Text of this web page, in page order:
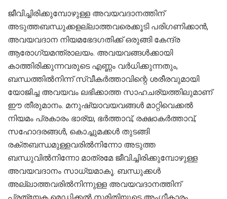
ജീവിച്ചിരിക്കുമ്പോഴുള്ള അവയവദാനത്തിന്
അടുത്തബന്ധുക്കളല്ലാത്തവരെക്കൂടി പരിഗണിക്കാൻ,
അവയവദാന നിയമഭേദഗതിക്ക് ഒരുങ്ങി കേന്ദ്ര
ആരോഗ്യമന്ത്രാലയം. അവയവങ്ങൾക്കായി
കാത്തിരിക്കുന്നവരുടെ എണ്ണം വർധിക്കുന്നതും,
ബന്ധത്തിൽനിന്ന് സ്വീകർത്താവിന്റെ ശരീരവുമായി
യോജിച്ച അവയവം ലഭിക്കാത്ത സാഹചര്യത്തിലുമാണ്‌
ഈ തീരുമാനം. മനുഷ്യാവയവങ്ങൾ മാറ്റിവെക്കൽ
നിയമം പ്രകാരം ഭാര്യ, ഭർത്താവ്, രക്ഷാകർത്താവ്,
സഹോദരങ്ങൾ, കൊച്ചുമക്കൾ തുടങ്ങി
രക്തബന്ധമുള്ളവരിൽനിന്നോ അടുത്ത
ബന്ധുവിൽനിന്നോ മാത്രമേ ജീവിച്ചിരിക്കുമ്പോഴുള്ള
അവയവദാനം സാധ്യമാകൂ. ബന്ധുക്കൾ
അല്ലാത്തവരിൽനിന്നുള്ള അവയവദാനത്തിന്